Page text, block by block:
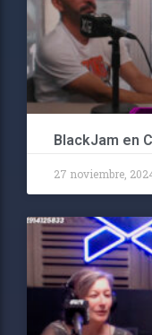
BlackJam en
27 noviembre,